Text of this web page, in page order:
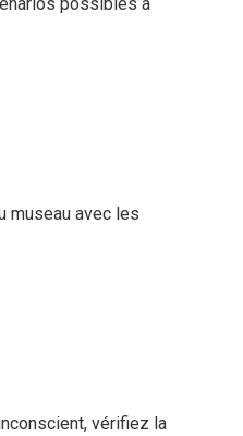
possibles à
museau avec les
vérifiez la